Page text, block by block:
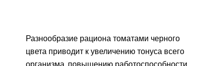
Разнообразие рациона томатами черного
цвета приводит к увеличению тонуса всего
организма, повышению работоспособности,